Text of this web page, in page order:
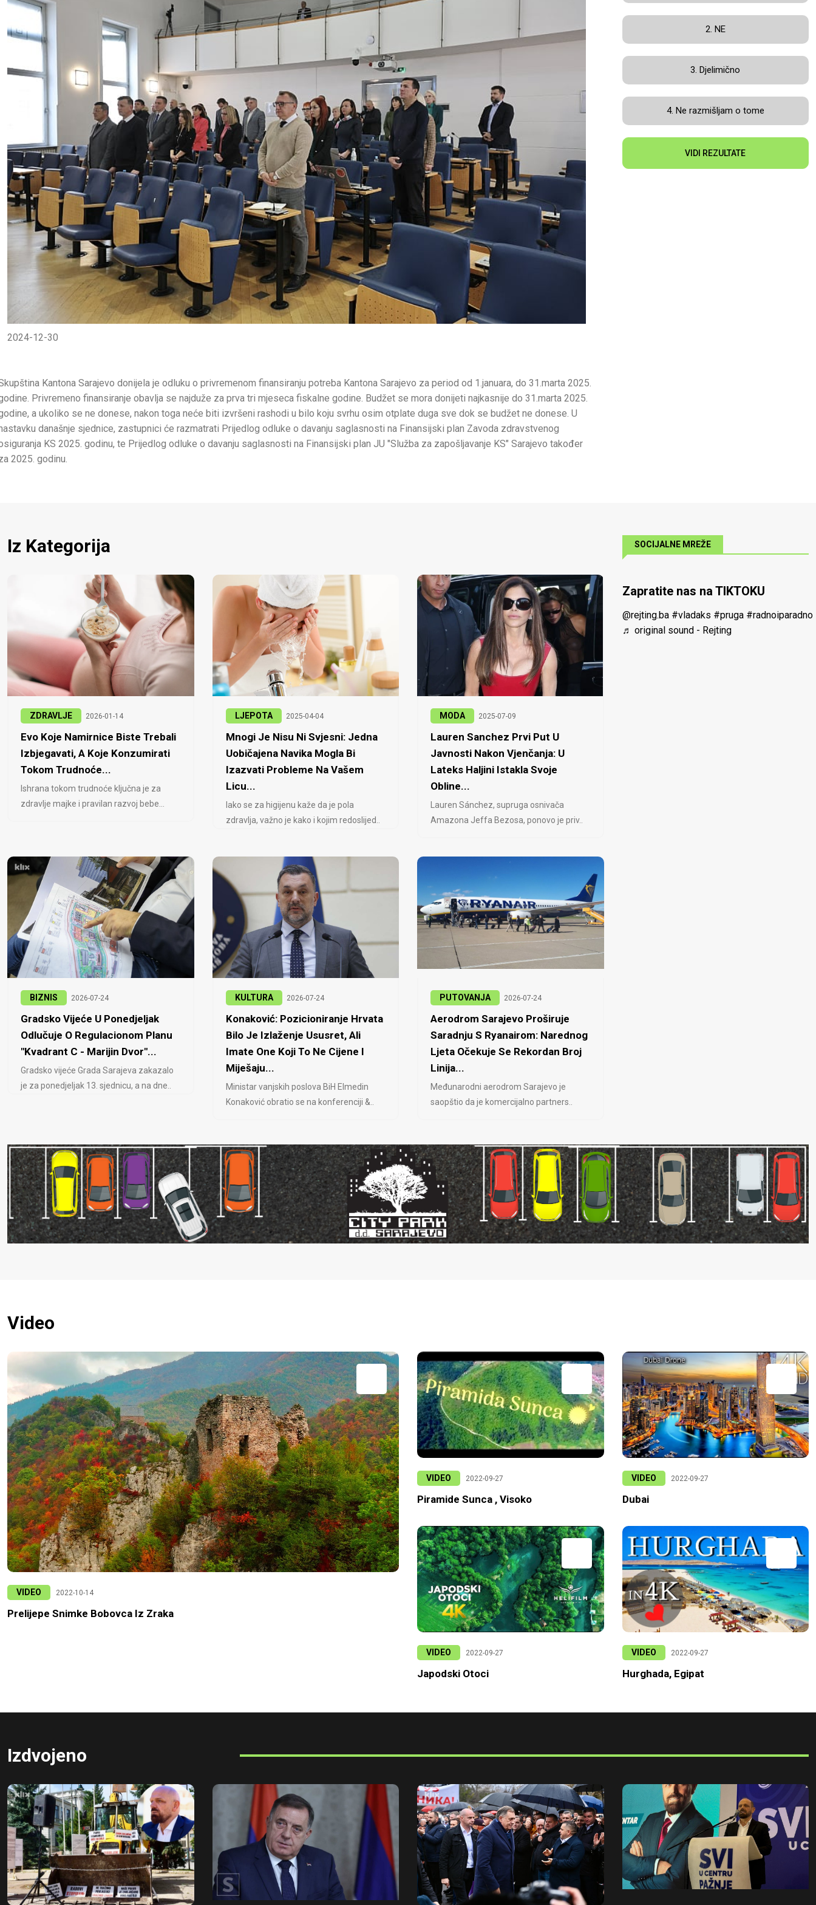
2024-12-30
Kantona Sarajevo donijela je odluku o privremenom finansiranju potreba Kantona Sarajevo za period od 1.januara, do 31.marta 2025.
Privremeno finansiranje obavlja se najduže za prva tri mjeseca fiskalne godine. Budžet se mora donijeti najkasnije do 31.marta 2025.
a ukoliko se ne donese, nakon toga neće biti izvršeni rashodi u bilo koju svrhu osim otplate duga sve dok se budžet ne donese. U
današnje sjednice, zastupnici će razmatrati Prijedlog odluke o davanju saglasnosti na Finansijski plan Zavoda zdravstvenog
KS 2025. godinu, te Prijedlog odluke o davanju saglasnosti na Finansijski plan JU "Služba za zapošljavanje KS" Sarajevo također
2025. godinu.
2. NE
3. Djelimično
4. Ne razmišljam o tome
VIDI REZULTATE
Iz Kategorija
ZDRAVLJE 2026-01-14
Evo Koje Namirnice Biste Trebali
Izbjegavati, A Koje Konzumirati
Tokom Trudnoće...
Ishrana tokom trudnoće ključna je za
zdravlje majke i pravilan razvoj bebe...
LJEPOTA 2025-04-04
Mnogi Je Nisu Ni Svjesni: Jedna
Uobičajena Navika Mogla Bi
Izazvati Probleme Na Vašem
Licu...
Iako se za higijenu kaže da je pola
zdravlja, važno je kako i kojim redoslijed..
MODA 2025-07-09
Lauren Sanchez Prvi Put U
Javnosti Nakon Vjenčanja: U
Lateks Haljini Istakla Svoje
Obline...
Lauren Sánchez, supruga osnivača
Amazona Jeffa Bezosa, ponovo je priv..
BIZNIS 2026-07-24
Gradsko Vijeće U Ponedjeljak
Odlučuje O Regulacionom Planu
"Kvadrant C - Marijin Dvor"...
Gradsko vijeće Grada Sarajeva zakazalo
je za ponedjeljak 13. sjednicu, a na dne..
KULTURA 2026-07-24
Konaković: Pozicioniranje Hrvata
Bilo Je Izlaženje Ususret, Ali
Imate One Koji To Ne Cijene I
Miješaju...
Ministar vanjskih poslova BiH Elmedin
Konaković obratio se na konferenciji &..
PUTOVANJA 2026-07-24
Aerodrom Sarajevo Proširuje
Saradnju S Ryanairom: Narednog
Ljeta Očekuje Se Rekordan Broj
Linija...
Međunarodni aerodrom Sarajevo je
saopštio da je komercijalno partners..
SOCIJALNE MREŽE
Zapratite nas na TIKTOKU
@rejting.ba #vladaks #pruga #radnoiparadno
♬ original sound - Rejting
Video
VIDEO 2022-10-14
Prelijepe Snimke Bobovca Iz Zraka
VIDEO 2022-09-27
Piramide Sunca , Visoko
VIDEO 2022-09-27
Japodski Otoci
VIDEO 2022-09-27
Dubai
VIDEO 2022-09-27
Hurghada, Egipat
Izdvojeno